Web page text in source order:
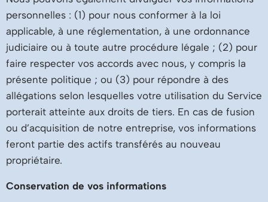
personnelles : (1) pour nous conformer à la loi
applicable, à une réglementation, à une ordonnance
judiciaire ou à toute autre procédure légale ; (2) pour
faire respecter vos accords avec nous, y compris la
présente politique ; ou (3) pour répondre à des
allégations selon lesquelles votre utilisation du Service
porterait atteinte aux droits de tiers. En cas de fusion
ou d’acquisition de notre entreprise, vos informations
feront partie des actifs transférés au nouveau
propriétaire.
Conservation de vos informations